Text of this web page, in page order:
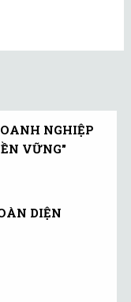
NGHIỆP
VỮNG"
DIỆN